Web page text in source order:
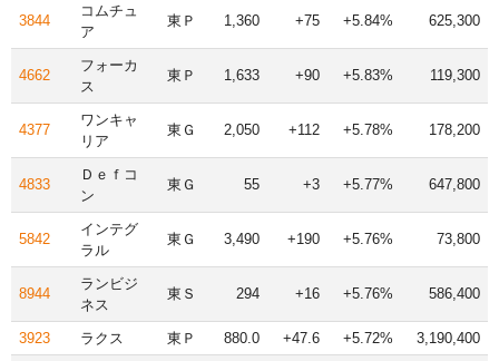
3844
コムチュ
ア
東Ｐ 1,360 +75 +5.84% 625,300
4662
フォーカ
ス
東Ｐ 1,633 +90 +5.83% 119,300
4377
ワンキャ
リア
東Ｇ 2,050 +112 +5.78% 178,200
4833
Ｄｅｆコ
ン
東Ｇ 55 +3 +5.77% 647,800
5842
インテグ
ラル
東Ｇ 3,490 +190 +5.76% 73,800
8944
ランビジ
ネス
東Ｓ 294 +16 +5.76% 586,400
3923 ラクス 東Ｐ 880.0 +47.6 +5.72% 3,190,400